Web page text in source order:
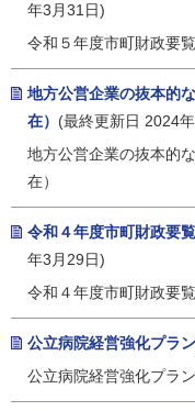
年3月31日)
令和５年度市町財政要覧
地方公営企業の抜本的
在） (最終更新日 2024
地方公営企業の抜本的
在）
令和４年度市町財政要
年3月29日)
令和４年度市町財政要覧
公立病院経営強化プラン
公立病院経営強化プラン